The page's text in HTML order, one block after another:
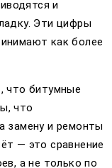
и
Эти цифры
как более
что битумные
что
замену и ремонты
— это сравнение
а не только по